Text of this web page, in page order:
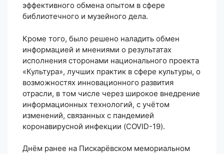
эффективного обмена опытом в сфере
библиотечного и музейного дела.
Кроме того, было решено наладить обмен
информацией и мнениями о результатах
исполнения сторонами национального проекта
«Культура», лучших практик в сфере культуры, о
возможностях инновационного развития
отрасли, в том числе через широкое внедрение
информационных технологий, с учётом
изменений, связанных с пандемией
коронавирусной инфекции (COVID-19).
Днём ранее на Пискарёвском мемориальном